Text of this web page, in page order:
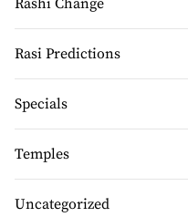
Rasi Predictions
Specials
Temples
Uncategorized